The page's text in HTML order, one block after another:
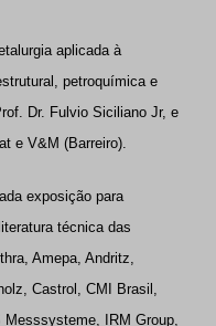
aplicada à
petroquímica e
Dr. Fulvio Siciliano Jr, e
e V&M (Barreiro).
exposição para
técnica das
Amepa, Andritz,
Castrol, CMI Brasil,
IRM Group,